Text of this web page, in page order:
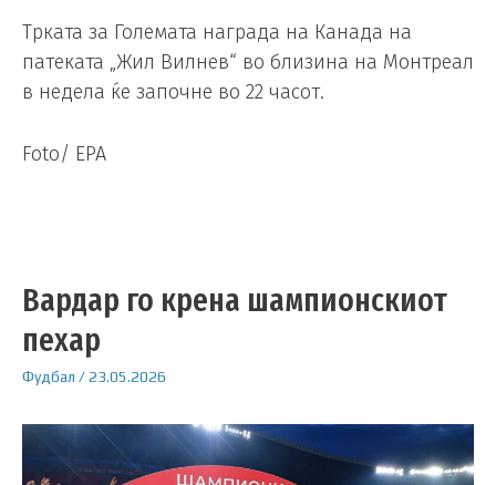
Трката за Големата награда на Канада на
патеката „Жил Вилнев“ во близина на Монтреал
в недела ќе започне во 22 часот.
Foto/ EPA
Вардар го крена шампионскиот
пехар
Фудбал /23.05.2026